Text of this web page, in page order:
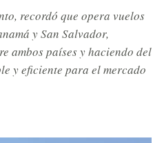
recordó que opera vuelos
y San Salvador,
ambos países y haciendo del
y eficiente para el mercado